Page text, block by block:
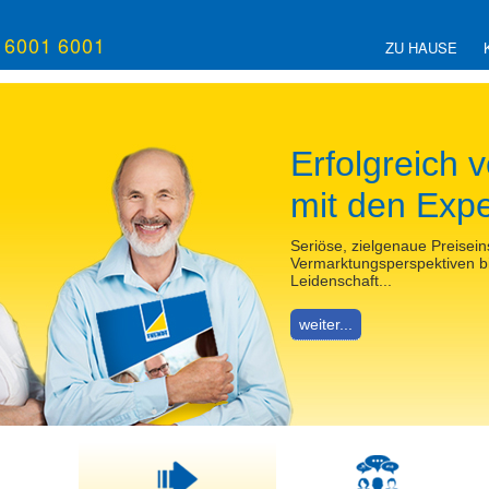
6001 ZU HAUSE
Was ist
Neben fundierten
Verkaufsüberlegungen
Orientierung online
weiter...